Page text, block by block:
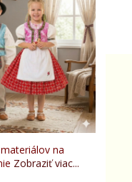
na
Zobraziť viac...